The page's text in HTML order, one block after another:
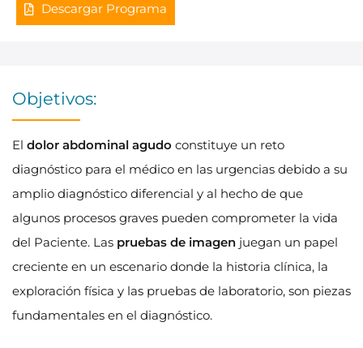
Descargar Programa
Objetivos:
El dolor abdominal agudo constituye un reto
diagnóstico para el médico en las urgencias debido a su
amplio diagnóstico diferencial y al hecho de que
algunos procesos graves pueden comprometer la vida
del Paciente. Las pruebas de imagen juegan un papel
creciente en un escenario donde la historia clínica, la
exploración física y las pruebas de laboratorio, son piezas
fundamentales en el diagnóstico.